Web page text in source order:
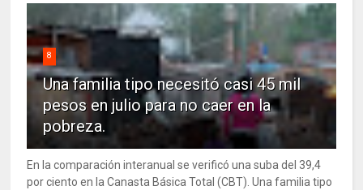
8
Una familia tipo necesitó casi 45 mil
pesos en julio para no caer en la
pobreza.
En la comparación interanual se verificó una suba del 39,4
por ciento en la Canasta Básica Total (CBT). Una familia tipo